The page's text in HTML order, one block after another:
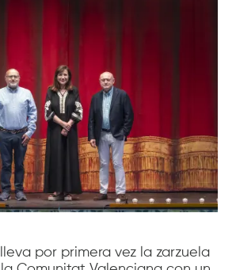
por primera vez la zarzuela